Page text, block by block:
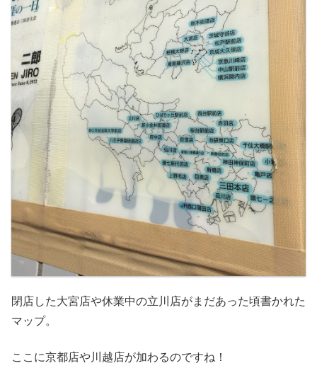
閉店した大宮店や休業中の立川店がまだあった頃書かれた
マップ。
ここに京都店や川越店が加わるのですね！